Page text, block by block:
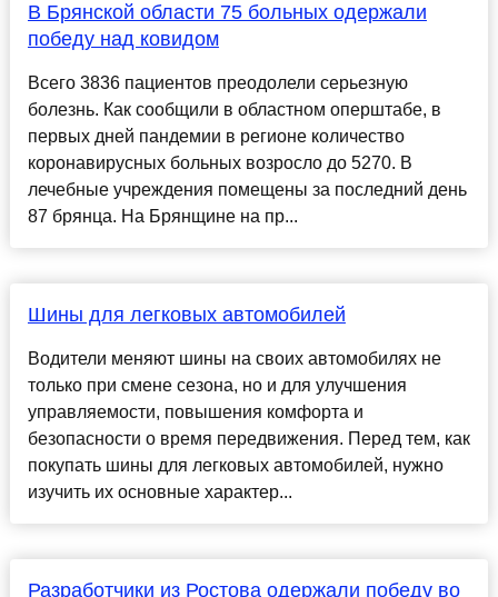
В Брянской области 75 больных одержали
победу над ковидом
Всего 3836 пациентов преодолели серьезную
болезнь. Как сообщили в областном оперштабе, в
первых дней пандемии в регионе количество
коронавирусных больных возросло до 5270. В
лечебные учреждения помещены за последний день
87 брянца. На Брянщине на пр...
Шины для легковых автомобилей
Водители меняют шины на своих автомобилях не
только при смене сезона, но и для улучшения
управляемости, повышения комфорта и
безопасности о время передвижения. Перед тем, как
покупать шины для легковых автомобилей, нужно
изучить их основные характер...
Разработчики из Ростова одержали победу во